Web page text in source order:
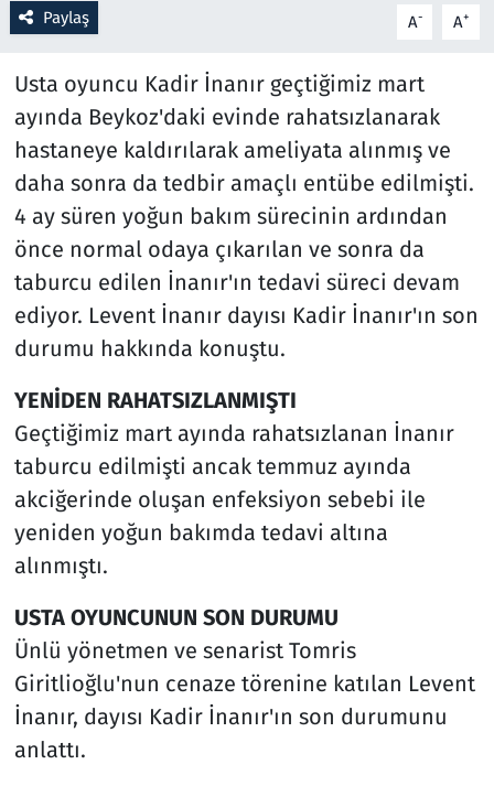
Paylaş A- A+
Usta oyuncu Kadir İnanır geçtiğimiz mart
ayında Beykoz'daki evinde rahatsızlanarak
hastaneye kaldırılarak ameliyata alınmış ve
daha sonra da tedbir amaçlı entübe edilmişti.
4 ay süren yoğun bakım sürecinin ardından
önce normal odaya çıkarılan ve sonra da
taburcu edilen İnanır'ın tedavi süreci devam
ediyor. Levent İnanır dayısı Kadir İnanır'ın son
durumu hakkında konuştu.
YENİDEN RAHATSIZLANMIŞTI
Geçtiğimiz mart ayında rahatsızlanan İnanır
taburcu edilmişti ancak temmuz ayında
akciğerinde oluşan enfeksiyon sebebi ile
yeniden yoğun bakımda tedavi altına
alınmıştı.
USTA OYUNCUNUN SON DURUMU
Ünlü yönetmen ve senarist Tomris
Giritlioğlu'nun cenaze törenine katılan Levent
İnanır, dayısı Kadir İnanır'ın son durumunu
anlattı.
Sağlık
Savunma Sanayi
Seçim 2023
Spor
Teknoloji ve Bilim
Televizyon